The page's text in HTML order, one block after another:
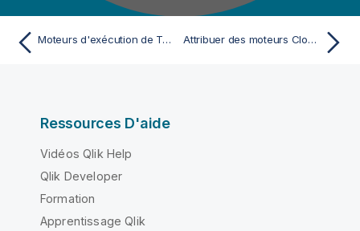
Moteurs d'exécution de Talend Cloud Attribuer des moteurs Cloud à des environnements
Ressources D'aide
Vidéos Qlik Help
Qlik Developer
Formation
Apprentissage Qlik